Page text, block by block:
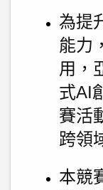
為提
能力
用，
式AI
賽活
跨領
本競